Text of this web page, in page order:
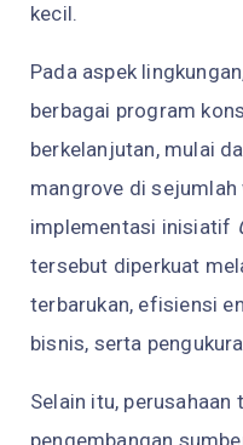
kecil.
Pada aspek
berbagai program
berkelanjutan, mulai
mangrove di
implementasi inisiatif
tersebut diperkuat
terbarukan, efisiensi
bisnis, serta
Selain itu,